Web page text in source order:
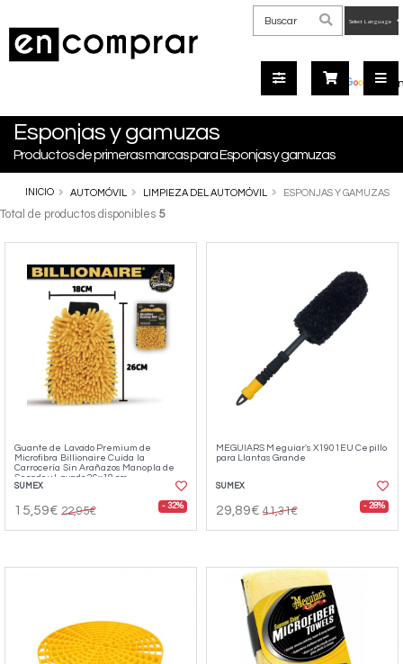
by
Esponjas y gamuzas
Productos de primeras marcas para Esponjas y gamuzas
INICIO AUTOMÓVIL LIMPIEZA DEL AUTOMÓVIL ESPONJAS Y GAMUZAS
Total de productos disponibles 5
Guante de Lavado Premium de
Microfibra Billionaire Cuida la
Carrocería Sin Arañazos Manopla de
Secado y Lavado 26x18 cm
SUMEX
15,59€ 22,95€ - 32%
MEGUIARS Meguiar's X1901EU Cepillo
para Llantas Grande
SUMEX
29,89€ 41,31€ - 28%